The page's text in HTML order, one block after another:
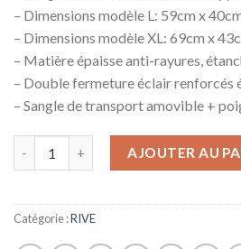
– Dimensions modèle L: 59cm x
– Dimensions modèle XL: 69cm x
– Matière épaisse anti-rayures,
– Double fermeture éclair renforcés
– Sangle de transport amovible +
AJOUTER AU
Catégorie :RIVE